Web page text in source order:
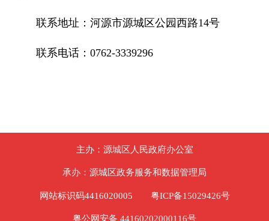
联系地址：河源市源城区公园西路14号
联系电话：0762-3339296
主办：源城区人民政府办公室
承办：源城区政务服务和数据管理局
网站标识码4416020005 粤ICP备15029426号
粤公网安备 44160202000116号